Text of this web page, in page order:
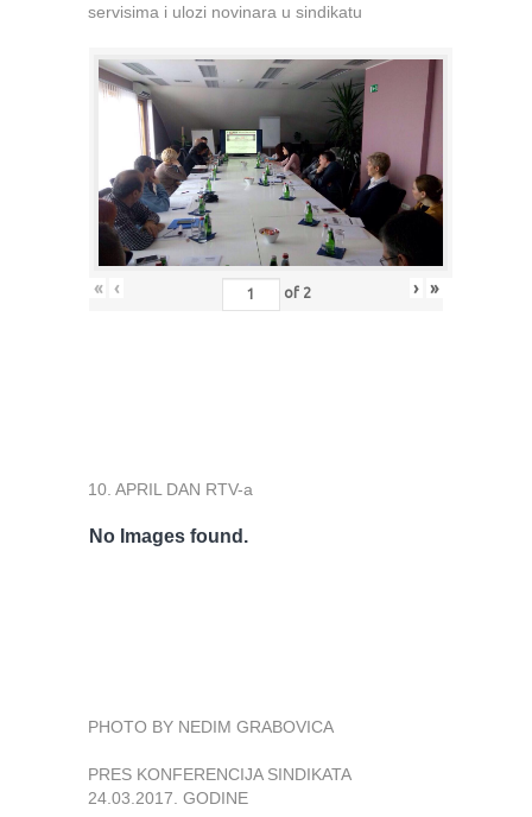
servisima i ulozi novinara u sindikatu
« ‹ of 2 › »
10. APRIL DAN RTV-a
No Images found.
PHOTO BY NEDIM GRABOVICA
PRES KONFERENCIJA SINDIKATA
24.03.2017. GODINE